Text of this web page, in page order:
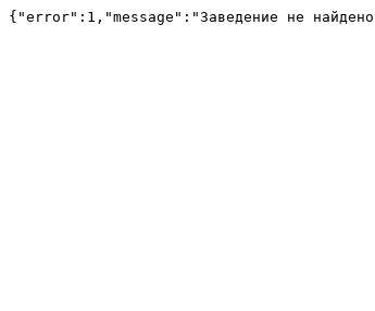
{"error":1,"message":"Заведение не